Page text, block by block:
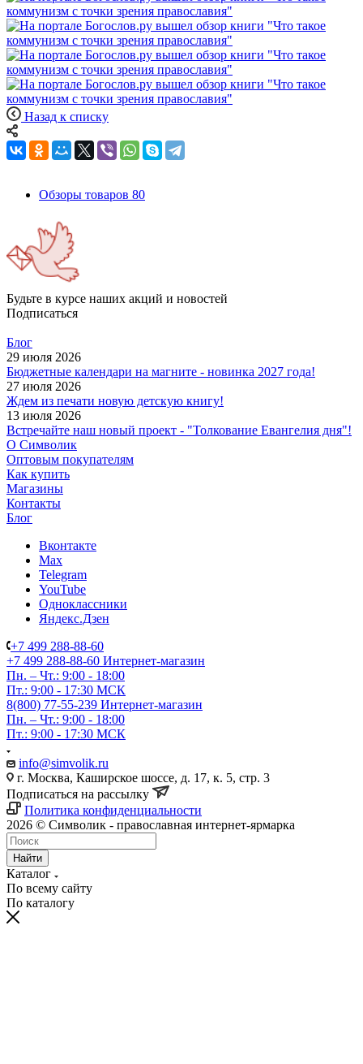
Назад к списку
Обзоры товаров 80
Будьте в курсе наших акций и новостей
Подписаться
Блог
29 июля 2026
Бюджетные календари на магните - новинка 2027 года!
27 июля 2026
Ждем из печати новую детскую книгу!
13 июля 2026
Встречайте наш новый проект - "Толкование Евангелия дня"!
О Символик
Оптовым покупателям
Как купить
Магазины
Контакты
Блог
Вконтакте
Max
Telegram
YouTube
Одноклассники
Яндекс.Дзен
+7 499 288-88-60
+7 499 288-88-60 Интернет-магазин
Пн. – Чт.: 9:00 - 18:00
Пт.: 9:00 - 17:30 МСК
8(800) 77-55-239 Интернет-магазин
Пн. – Чт.: 9:00 - 18:00
Пт.: 9:00 - 17:30 МСК
info@simvolik.ru
г. Москва, Каширское шоссе, д. 17, к. 5, стр. 3
Подписаться на рассылку
Политика конфиденциальности
2026 © Символик - православная интернет-ярмарка
Найти
Каталог
По всему сайту
По каталогу